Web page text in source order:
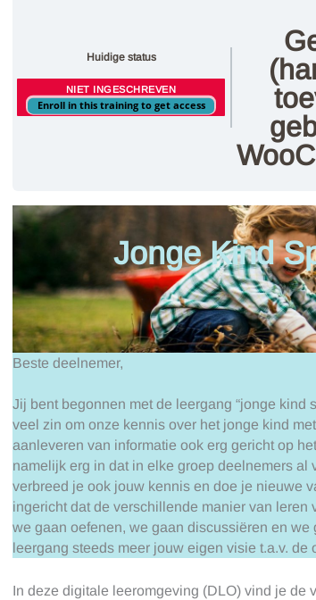
Huidige status
NIET INGESCHREVEN
Enroll in this training to get access
Jonge Kind
Beste deelnemer,
Jij bent begonnen met de leergang “jonge kind
veel zin om onze kennis over het jonge kind
aanleveren van informatie ook erg gericht op
namelijk erg in dat in elke groep deelnemers
verbreed je ook jouw kennis en doe je nieuwe
ingericht dat de verschillende manier van
we gaan oefenen, we gaan discussiëren en
leergang steeds meer jouw eigen visie t.a.v.
In deze digitale leeromgeving (DLO) vind je de